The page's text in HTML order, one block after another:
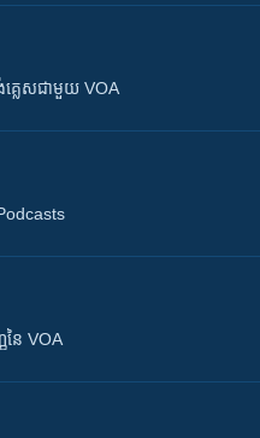
គ្លេស​​ជាមួយ VOA
នៃ VOA